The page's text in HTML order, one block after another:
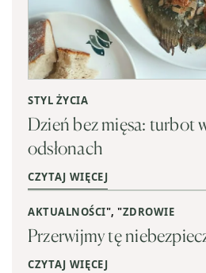
STYL ŻYCIA
Dzień bez mięsa: turbot
odsłonach
CZYTAJ WIĘCEJ
AKTUALNOŚCI", "ZDROWIE
Przerwijmy tę
CZYTAJ WIĘCEJ